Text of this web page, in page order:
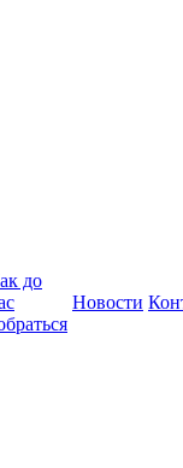
до
Новости